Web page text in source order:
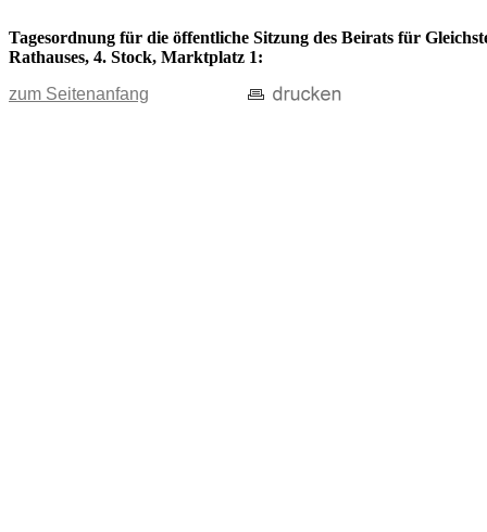
Tagesordnung für die öffentliche Sitzung des Beirats für
Rathauses, 4. Stock, Marktplatz 1:
zum Seitenanfang